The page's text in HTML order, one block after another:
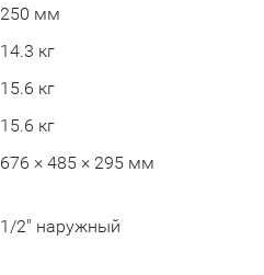
250 мм
14.3 кг
15.6 кг
15.6 кг
676 × 485 × 295 мм
1/2" наружный